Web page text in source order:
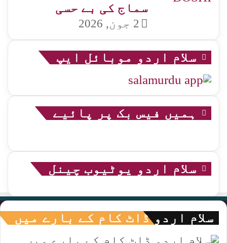
سماج کی بے حسی
2 جون, 2026
سلام اردو موبائل ایپ
ہمیں فیس بک پر پائیے
سلام اردو یوٹیوب چینل
سلام اردو ڈاٹ کام کے بارے میں